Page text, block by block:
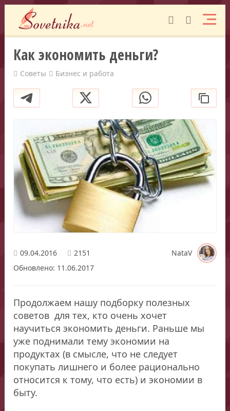
Как экономить деньги?
Советы Бизнес и работа
09.04.2016 2151
NataV
Обновлено: 11.06.2017
Продолжаем нашу подборку полезных
советов для тех, кто очень хочет
научиться экономить деньги. Раньше мы
уже поднимали тему экономии на
продуктах (в смысле, что не следует
покупать лишнего и более рационально
относится к тому, что есть) и экономии в
быту.